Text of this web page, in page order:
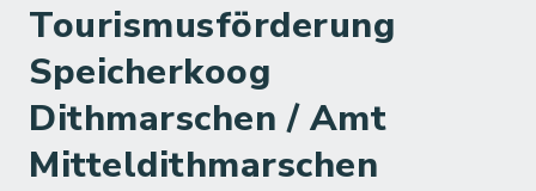
Tourismusförderung
Speicherkoog
Dithmarschen / Amt
Mitteldithmarschen